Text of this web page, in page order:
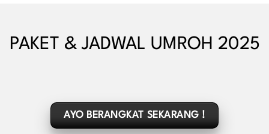
PAKET & JADWAL UMROH 2025
AYO BERANGKAT SEKARANG !